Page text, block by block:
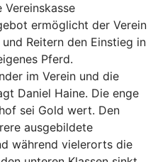
Vereinskasse
ermöglicht der Verein
Reitern den Einstieg in
Pferd.
im Verein und die
Daniel Haine. Die enge
sei Gold wert. Den
ausgebildete
während vielerorts die